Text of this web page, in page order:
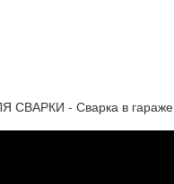
СВАРКИ - Сварка в